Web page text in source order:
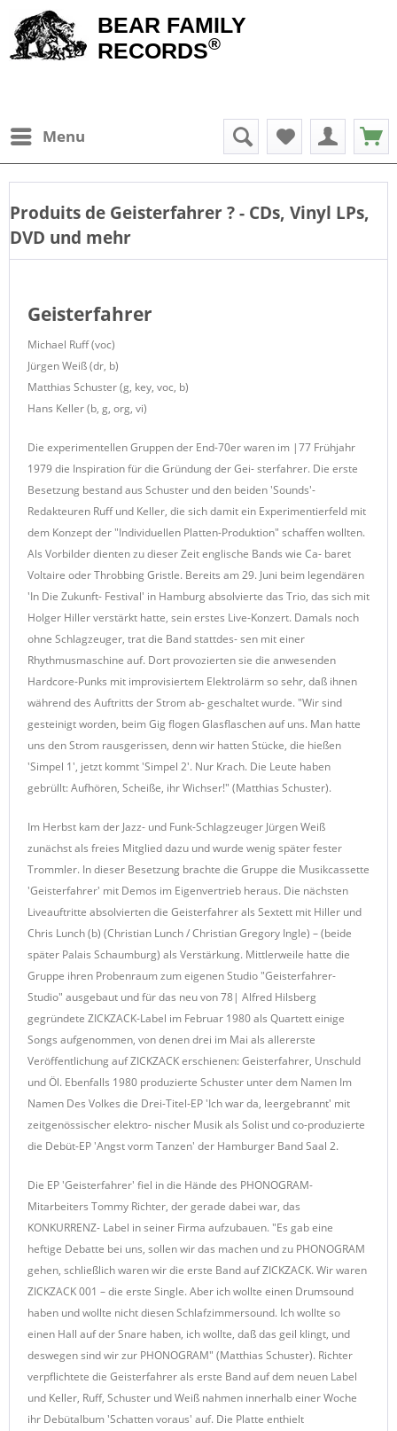
BEAR FAMILY
RECORDS®
Menu
Produits de Geisterfahrer? - CDs, Vinyl LPs,
DVD und mehr
Geisterfahrer
Michael Ruff (voc)
Jürgen Weiß (dr, b)
Matthias Schuster (g, key, voc, b)
Hans Keller (b, g, org, vi)
Die experimentellen Gruppen der End-70er waren im |77 Frühjahr
1979 die Inspiration für die Gründung der Gei- sterfahrer. Die erste
Besetzung bestand aus Schuster und den beiden 'Sounds'-
Redakteuren Ruff und Keller, die sich damit ein Experimentierfeld mit
dem Konzept der "Individuellen Platten-Produktion" schaffen wollten.
Als Vorbilder dienten zu dieser Zeit englische Bands wie Ca- baret
Voltaire oder Throbbing Gristle. Bereits am 29. Juni beim legendären
'In Die Zukunft- Festival' in Hamburg absolvierte das Trio, das sich mit
Holger Hiller verstärkt hatte, sein erstes Live-Konzert. Damals noch
ohne Schlagzeuger, trat die Band stattdes- sen mit einer
Rhythmusmaschine auf. Dort provozierten sie die anwesenden
Hardcore-Punks mit improvisiertem Elektrolärm so sehr, daß ihnen
während des Auftritts der Strom ab- geschaltet wurde. "Wir sind
gesteinigt worden, beim Gig flogen Glasflaschen auf uns. Man hatte
uns den Strom rausgerissen, denn wir hatten Stücke, die hießen
'Simpel 1', jetzt kommt 'Simpel 2'. Nur Krach. Die Leute haben
gebrüllt: Aufhören, Scheiße, ihr Wichser!" (Matthias Schuster).
Im Herbst kam der Jazz- und Funk-Schlagzeuger Jürgen Weiß
zunächst als freies Mitglied dazu und wurde wenig später fester
Trommler. In dieser Besetzung brachte die Gruppe die Musikcassette
'Geisterfahrer' mit Demos im Eigenvertrieb heraus. Die nächsten
Liveauftritte absolvierten die Geisterfahrer als Sextett mit Hiller und
Chris Lunch (b) (Christian Lunch / Christian Gregory Ingle) – (beide
später Palais Schaumburg) als Verstärkung. Mittlerweile hatte die
Gruppe ihren Probenraum zum eigenen Studio "Geisterfahrer-
Studio" ausgebaut und für das neu von 78| Alfred Hilsberg
gegründete ZICKZACK-Label im Februar 1980 als Quartett einige
Songs aufgenommen, von denen drei im Mai als allererste
Veröffentlichung auf ZICKZACK erschienen: Geisterfahrer, Unschuld
und Öl. Ebenfalls 1980 produzierte Schuster unter dem Namen Im
Namen Des Volkes die Drei-Titel-EP 'Ich war da, leergebrannt' mit
zeitgenössischer elektro- nischer Musik als Solist und co-produzierte
die Debüt-EP 'Angst vorm Tanzen' der Hamburger Band Saal 2.
Die EP 'Geisterfahrer' fiel in die Hände des PHONOGRAM-
Mitarbeiters Tommy Richter, der gerade dabei war, das
KONKURRENZ- Label in seiner Firma aufzubauen. "Es gab eine
heftige Debatte bei uns, sollen wir das machen und zu PHONOGRAM
gehen, schließlich waren wir die erste Band auf ZICKZACK. Wir waren
ZICKZACK 001 – die erste Single. Aber ich wollte einen Drumsound
haben und wollte nicht diesen Schlafzimmersound. Ich wollte so
einen Hall auf der Snare haben, ich wollte, daß das geil klingt, und
deswegen sind wir zur PHONOGRAM" (Matthias Schuster). Richter
verpflichtete die Geisterfahrer als erste Band auf dem neuen Label
und Keller, Ruff, Schuster und Weiß nahmen innerhalb einer Woche
ihr Debütalbum 'Schatten voraus' auf. Die Platte enthielt